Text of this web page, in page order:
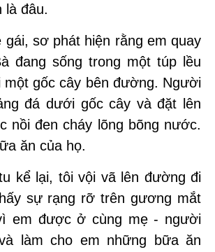
là đâu.
gái, sơ phát hiện rằng em quay
đang sống trong một túp lều
một gốc cây bên đường. Người
đá dưới gốc cây và đặt lên
nồi đen cháy lõng bõng nước.
ăn của họ.
kể lại, tôi vội vã lên đường đi
sự rạng rỡ trên gương mắt
em được ở cùng mẹ - người
làm cho em những bữa ăn